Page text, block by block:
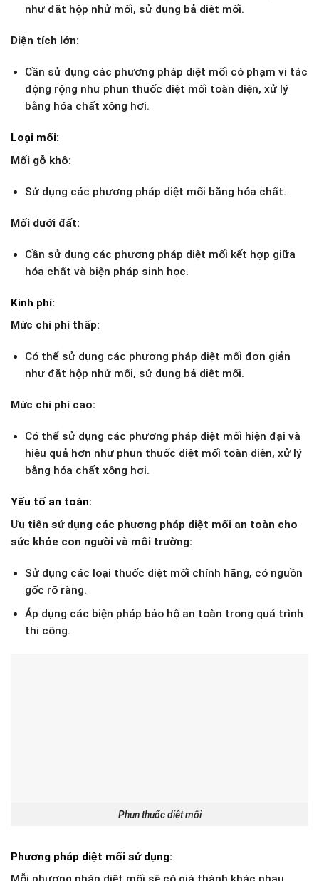
như đặt hộp nhử mối, sử dụng bả diệt mối.
Diện tích lớn:
Cần sử dụng các phương pháp diệt mối có phạm vi tác
động rộng như phun thuốc diệt mối toàn diện, xử lý
bằng hóa chất xông hơi.
Loại mối:
Mối gỗ khô:
Sử dụng các phương pháp diệt mối bằng hóa chất.
Mối dưới đất:
Cần sử dụng các phương pháp diệt mối kết hợp giữa
hóa chất và biện pháp sinh học.
Kinh phí:
Mức chi phí thấp:
Có thể sử dụng các phương pháp diệt mối đơn giản
như đặt hộp nhử mối, sử dụng bả diệt mối.
Mức chi phí cao:
Có thể sử dụng các phương pháp diệt mối hiện đại và
hiệu quả hơn như phun thuốc diệt mối toàn diện, xử lý
bằng hóa chất xông hơi.
Yếu tố an toàn:
Ưu tiên sử dụng các phương pháp diệt mối an toàn cho
sức khỏe con người và môi trường:
Sử dụng các loại thuốc diệt mối chính hãng, có nguồn
gốc rõ ràng.
Áp dụng các biện pháp bảo hộ an toàn trong quá trình
thi công.
Phun thuốc diệt mối
Phương pháp diệt mối sử dụng: